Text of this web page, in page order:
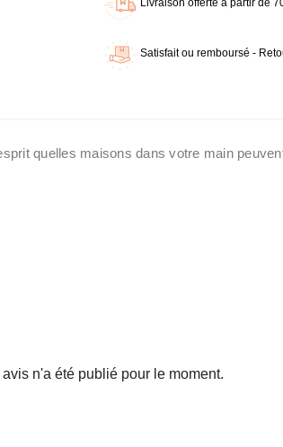
Livraison offerte à partir de
Satisfait ou remboursé -
quelles maisons dans votre main
n'a été publié pour le moment.